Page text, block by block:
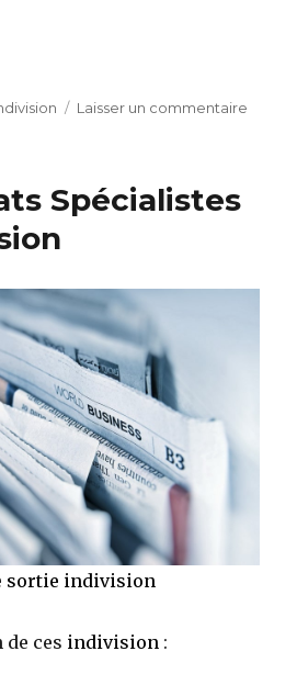
Laisser un commentaire
Spécialistes
sortie indivision
ces indivision :